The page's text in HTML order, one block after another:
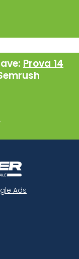
Prova 14
Ads